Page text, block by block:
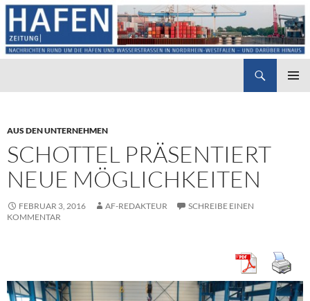
AUS DEN UNTERNEHMEN
SCHOTTEL PRÄSENTIERT
NEUE MÖGLICHKEITEN
FEBRUAR 3, 2016 AF-REDAKTEUR
SCHREIBE EINEN
KOMMENTAR